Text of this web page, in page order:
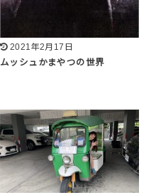
2021年2月17日
ムッシュかまやつの世界